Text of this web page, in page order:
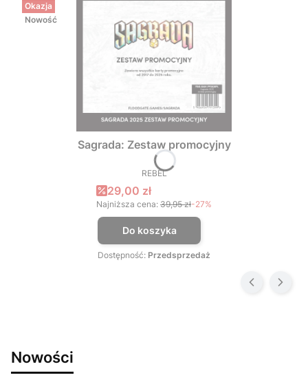
Okazja
Nowość
Sagrada: Zestaw promocyjny
PRODUCENT
REBEL
Cena promocyjna
29,00 zł
Najniższa cena: 39,95 zł-27%
Do koszyka
Dostępność: Przedsprzedaż
Nowości